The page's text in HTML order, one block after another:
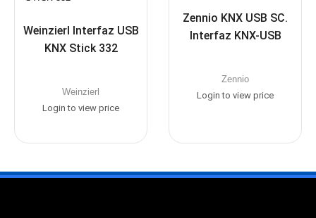
Weinzierl Interfaz USB
KNX Stick 332
Weinzierl
Login to view price
Zennio KNX USB SC.
Interfaz KNX-USB
Zennio
Login to view price